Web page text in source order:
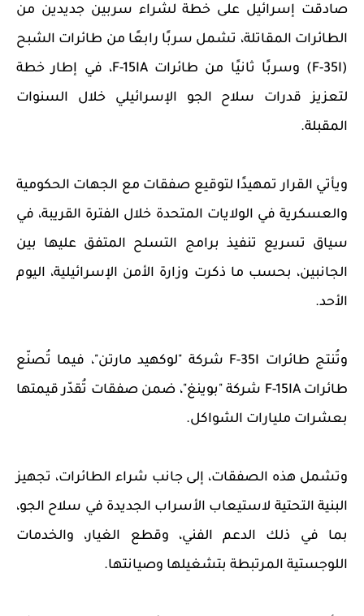
صادقت إسرائيل على خطة لشراء سربين جديدين من
الطائرات المقاتلة، تشمل سربًا رابعًا من طائرات الشبح
(F-35I) وسربًا ثانيًا من طائرات F-15IA، في إطار خطة
لتعزيز قدرات سلاح الجو الإسرائيلي خلال السنوات
المقبلة.
ويأتي القرار تمهيدًا لتوقيع صفقات مع الجهات الحكومية
والعسكرية في الولايات المتحدة خلال الفترة القريبة، في
سياق تسريع تنفيذ برامج التسلح المتفق عليها بين
الجانبين، بحسب ما ذكرت وزارة الأمن الإسرائيلية، اليوم
الأحد.
وتُنتج طائرات F-35I شركة "لوكهيد مارتن"، فيما تُصنّع
طائرات F-15IA شركة "بوينغ"، ضمن صفقات تُقدّر قيمتها
بعشرات مليارات الشواكل.
وتشمل هذه الصفقات، إلى جانب شراء الطائرات، تجهيز
البنية التحتية لاستيعاب الأسراب الجديدة في سلاح الجو،
بما في ذلك الدعم الفني، وقطع الغيار، والخدمات
اللوجستية المرتبطة بتشغيلها وصيانتها.